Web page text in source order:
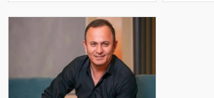
köçəcəyik. Amma köçməyin d